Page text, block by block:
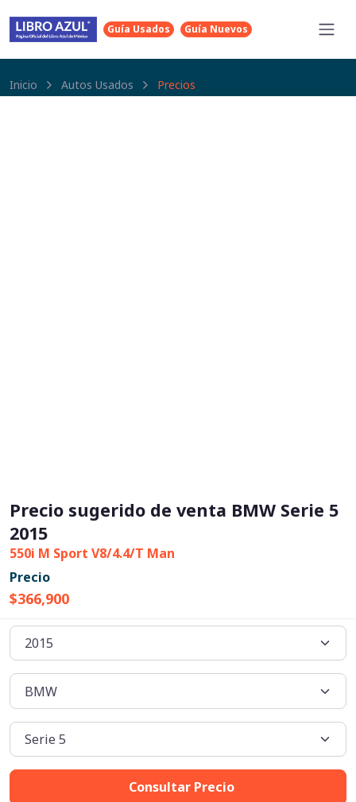
Guía Usados Guía Nuevos
Inicio Autos Usados Precios
Precio sugerido de venta BMW Serie 5
2015
550i M Sport V8/4.4/T Man
Precio
$366,900
Consultar Precio